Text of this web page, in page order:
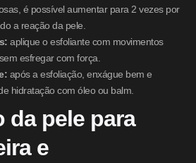
é possível aumentar para 2 vezes por
a reação da pele.
aplique o esfoliante com movimentos
esfregar com força.
após a esfoliação, enxágue bem e
hidratação com óleo ou balm.
da pele para
e